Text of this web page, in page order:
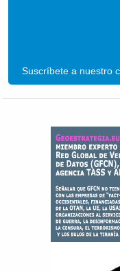
Suscríbete a nuestro